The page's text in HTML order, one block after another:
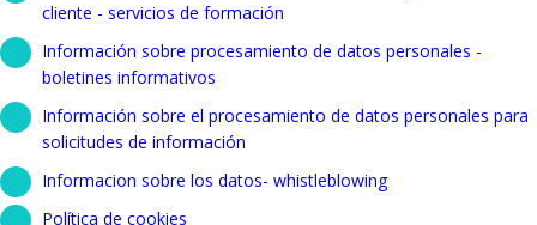
cliente - servicios de formación
Información sobre procesamiento de datos personales -
boletines informativos
Información sobre el procesamiento de datos personales para
solicitudes de información
Informacion sobre los datos- whistleblowing
Política de cookies